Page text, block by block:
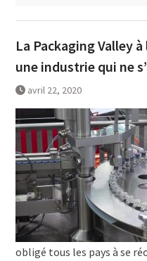
La Packaging Valley
une industrie qui ne
avril 22, 2020
obligé tous les pays à se